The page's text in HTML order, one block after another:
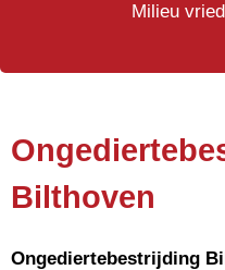
Milieu
Bilthoven
Ongediertebestrijding